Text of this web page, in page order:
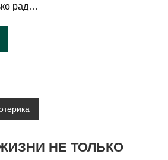
рад…
НЕ ТОЛЬКО